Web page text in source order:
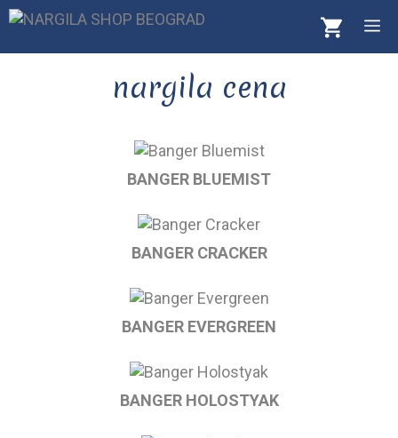
Skip
content
nargila cena
BANGER BLUEMIST
BANGER CRACKER
BANGER EVERGREEN
BANGER HOLOSTYAK